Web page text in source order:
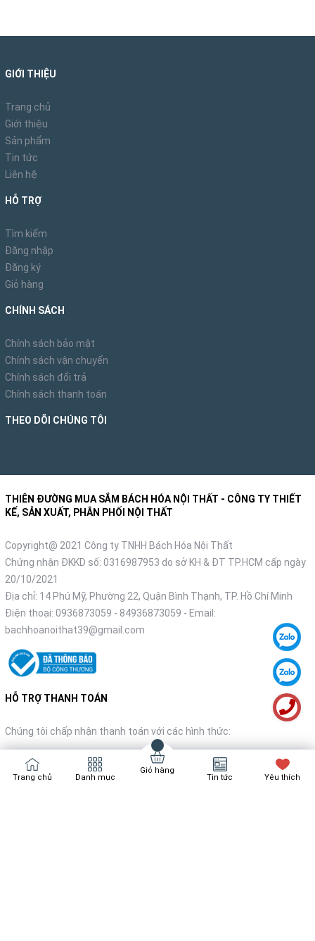
GIỚI THIỆU
Trang chủ
Giới thiệu
Sản phẩm
Tin tức
Liên hệ
HỖ TRỢ
Tìm kiếm
Đăng nhập
Đăng ký
Giỏ hàng
CHÍNH SÁCH
Chính sách bảo mật
Chính sách vận chuyển
Chính sách đổi trả
Chính sách thanh toán
THEO DÕI CHÚNG TÔI
THIÊN ĐƯỜNG MUA SẮM BÁCH HÓA NỘI THẤT - CÔNG TY THIẾT
KẾ, SẢN XUẤT, PHÂN PHỐI NỘI THẤT
Copyright@ 2021 Công ty TNHH Bách Hóa Nội Thất
Chứng nhận ĐKKD số: 0316987953 do sở KH & ĐT TP.HCM cấp ngày
20/10/2021
Địa chỉ: 14 Phú Mỹ, Phường 22, Quận Bình Thạnh, TP. Hồ Chí Minh
Điện thoại: 0936873059 - 84936873059 - Email:
bachhoanoithat39@gmail.com
HỖ TRỢ THANH TOÁN
Chúng tôi chấp nhận thanh toán với các hình thức:
Trang chủ Danh mục
Giỏ hàng
Tin tức Yêu thích